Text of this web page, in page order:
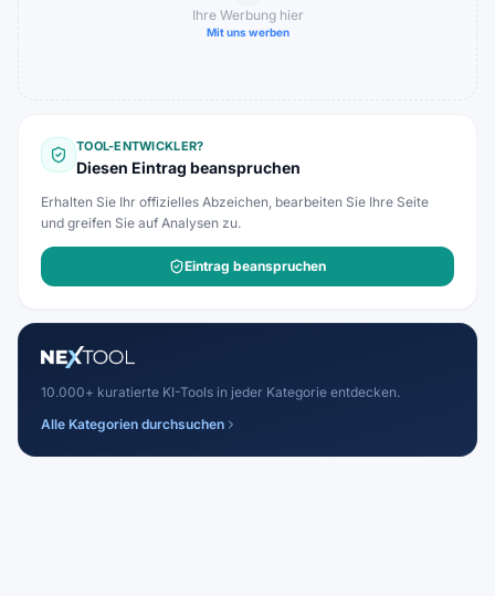
Ihre Werbung hier
Mit uns werben
TOOL-ENTWICKLER?
Diesen Eintrag beanspruchen
Erhalten Sie Ihr offizielles Abzeichen, bearbeiten Sie Ihre Seite
und greifen Sie auf Analysen zu.
Eintrag beanspruchen
10.000+ kuratierte KI-Tools in jeder Kategorie entdecken.
Alle Kategorien durchsuchen